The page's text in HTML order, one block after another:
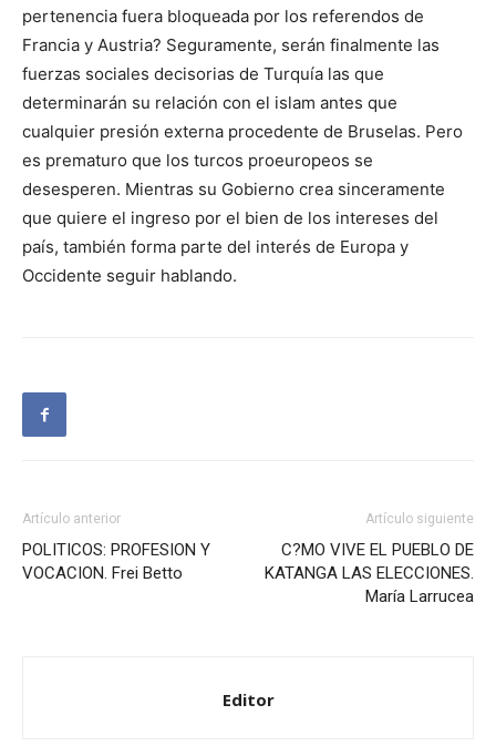
pertenencia fuera bloqueada por los referendos de
Francia y Austria? Seguramente, serán finalmente las
fuerzas sociales decisorias de Turquía las que
determinarán su relación con el islam antes que
cualquier presión externa procedente de Bruselas. Pero
es prematuro que los turcos proeuropeos se
desesperen. Mientras su Gobierno crea sinceramente
que quiere el ingreso por el bien de los intereses del
país, también forma parte del interés de Europa y
Occidente seguir hablando.
Artículo anterior
POLITICOS: PROFESION Y
VOCACION. Frei Betto
Artículo siguiente
C?MO VIVE EL PUEBLO DE
KATANGA LAS ELECCIONES.
María Larrucea
Editor